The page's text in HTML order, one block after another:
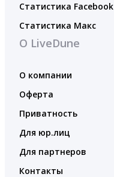
Статистика Facebook
Статистика Макс
О LiveDune
О компании
Оферта
Приватность
Для юр.лиц
Для партнеров
Контакты